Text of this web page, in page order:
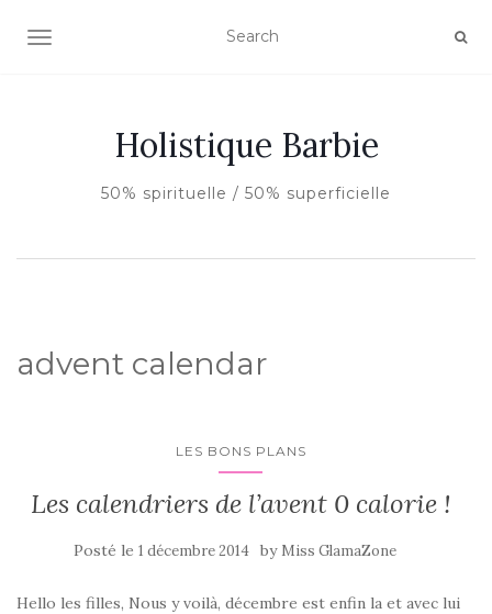
AFFICHER/MASQUER LA NAVIGATION
Holistique Barbie
50% spirituelle / 50% superficielle
advent calendar
LES BONS PLANS
Les calendriers de l’avent 0 calorie !
Posté le 1 décembre 2014 by Miss GlamaZone
Hello les filles, Nous y voilà, décembre est enfin la et avec lui